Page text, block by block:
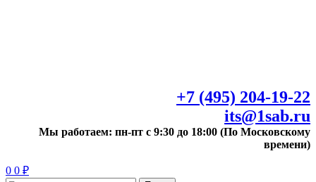
+7 (495) 204-19-22
its@1sab.ru
Мы работаем: пн-пт с 9:30 до 18:00 (По Московскому
времени)
0 0 ₽